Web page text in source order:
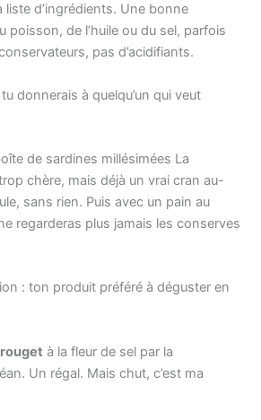
liste d’ingrédients. Une bonne
poisson, de l’huile ou du sel, parfois
pas d’acidifiants.
donnerais à quelqu’un qui veut
de sardines millésimées La
chère, mais déjà un vrai cran au-
sans rien. Puis avec un pain au
regarderas plus jamais les conserves
: ton produit préféré à déguster en
à la fleur de sel par la
Un régal. Mais chut, c’est ma